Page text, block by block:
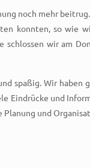
noch mehr
konnten, so wie
wir am
spaßig. Wir haben
Eindrücke und
Planung und